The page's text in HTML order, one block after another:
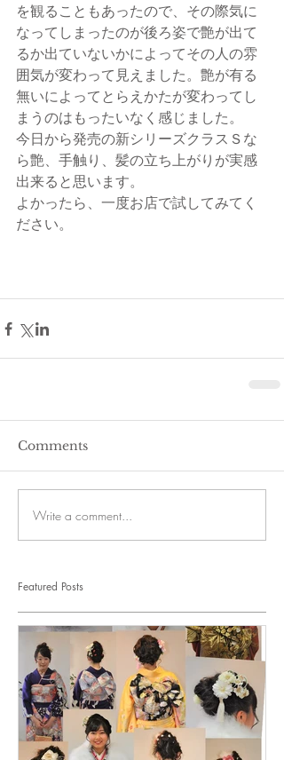
を観ることもあったので、その際気に
なってしまったのが後ろ姿で艶が出て
るか出ていないかによってその人の雰
囲気が変わって見えました。艶が有る
無いによってとらえかたが変わってし
まうのはもったいなく感じました。
今日から発売の新シリーズクラスＳな
ら艶、手触り、髪の立ち上がりが実感
出来ると思います。
よかったら、一度お店で試してみてく
ださい。
Comments
Write a comment...
Featured Posts